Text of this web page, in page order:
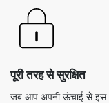
पूरी तरह से सुरक्षित
जब आप अपनी ऊंचाई से इस